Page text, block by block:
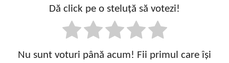
Dă click pe o steluță să votezi!
Nu sunt voturi până acum! Fii primul care își